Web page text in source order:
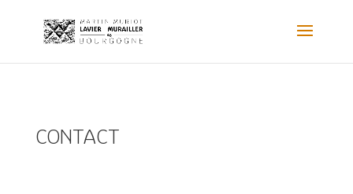
CONTACT